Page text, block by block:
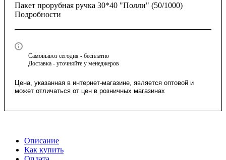
Пакет прорубная ручка 30*40 "Полли" (50/1000)
Подробности
Самовывоз сегодня - бесплатно
Доставка - уточняйте у менеджеров
Цена, указанная в интернет-магазине, является оптовой и
может отличаться от цен в розничных магазинах
Описание
Как купить